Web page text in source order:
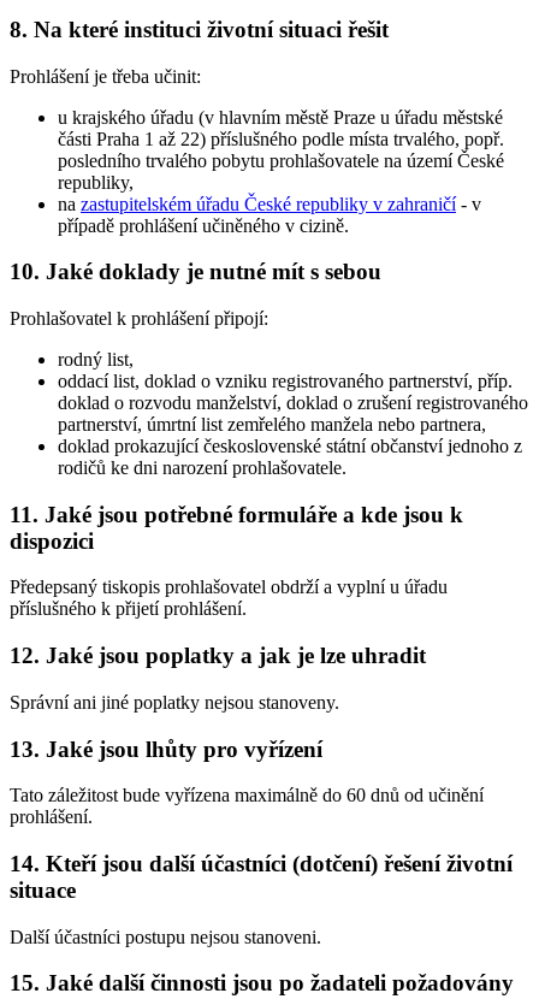
8. Na které instituci životní situaci řešit
Prohlášení je třeba učinit:
u krajského úřadu (v hlavním městě Praze u úřadu městské
části Praha 1 až 22) příslušného podle místa trvalého, popř.
posledního trvalého pobytu prohlašovatele na území České
republiky,
na zastupitelském úřadu České republiky v zahraničí- v
případě prohlášení učiněného v cizině.
10. Jaké doklady je nutné mít s sebou
Prohlašovatel k prohlášení připojí:
rodný list,
oddací list, doklad o vzniku registrovaného partnerství, příp.
doklad o rozvodu manželství, doklad o zrušení registrovaného
partnerství, úmrtní list zemřelého manžela nebo partnera,
doklad prokazující československé státní občanství jednoho z
rodičů ke dni narození prohlašovatele.
11. Jaké jsou potřebné formuláře a kde jsou k
dispozici
Předepsaný tiskopis prohlašovatel obdrží a vyplní u úřadu
příslušného k přijetí prohlášení.
12. Jaké jsou poplatky a jak je lze uhradit
Správní ani jiné poplatky nejsou stanoveny.
13. Jaké jsou lhůty pro vyřízení
Tato záležitost bude vyřízena maximálně do 60 dnů od učinění
prohlášení.
14. Kteří jsou další účastníci (dotčení) řešení životní
situace
Další účastníci postupu nejsou stanoveni.
15. Jaké další činnosti jsou po žadateli požadovány